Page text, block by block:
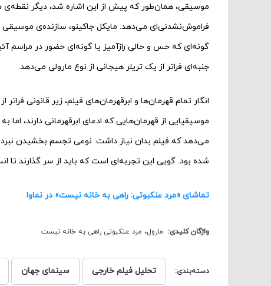
موسیقی، همان‌‌طور که پیش از این اشاره شد، دیگر
فراموش‌نشدنی‌ای می‌دهد. مایکل جاکینو، سازنده‌ی
گونه‌ای که حس و حالی رازآمیز یا گونه‌ای حضور در مراسم
جنبه‌ای فراتر از یک تریلر هیجانی از نوع مارولی می‌دهد.
انگار تمام قهرمان‌ها و ابرقهرمان‌های فیلم، زیر قانونی
موسیقیایی از قهرمان‌هایی که ادعای ابرقهرمانی دارند،
می‌دهد که فیلم بدان نیاز داشت. نوعی تجسم بخشیدن نبرد
شده بود. گویی این تجربه‌ای است که باید از سر گذارند تا
تماشای «مرد عنکبوتی: راهی به خانه نیست» در نماوا
واژگان کلیدی: مارول، مرد عنکبوتی راهی به خانه نیست
دسته‌بندی: تحلیل فیلم خارجی سینمای جهان